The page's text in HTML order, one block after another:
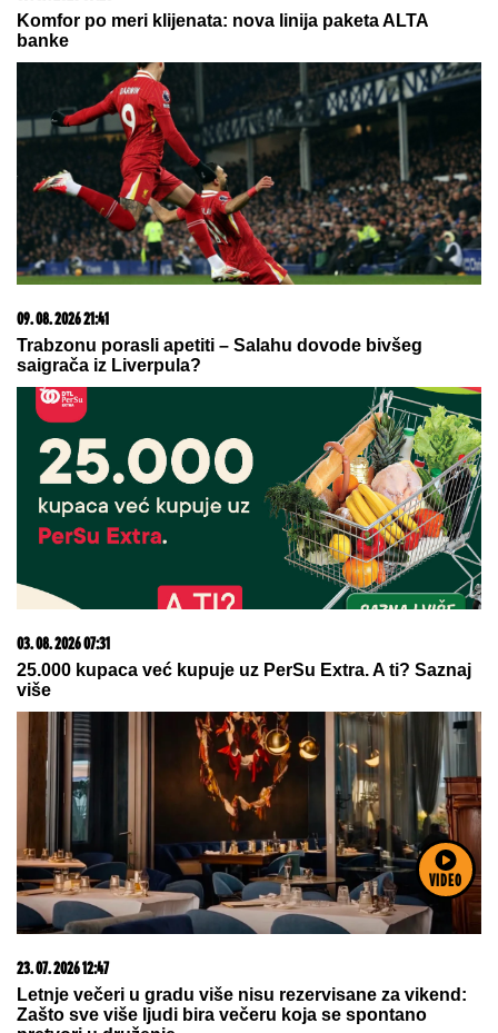
VIDEO
09. 08. 2026 11:54
Ana Ivanović ovo sprema za ručak: Zdravo, ukusno i
brzo
20. 07. 2026 08:04
REGISTRUJ SE UZ PROMO KOD CASINO Preuzmi
1500 BESPLATNIH SPINOVA
09. 07. 2026 09:20
Komfor po meri klijenata: nova linija paketa ALTA
banke